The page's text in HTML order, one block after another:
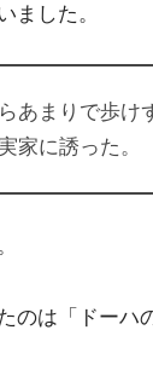
ました 。
あまりで歩け
家に誘った。
のは「ドーハ